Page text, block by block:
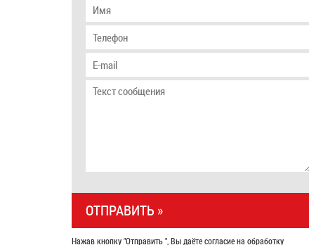
Нажав кнопку "Отправить ", Вы даёте согласие на обработку